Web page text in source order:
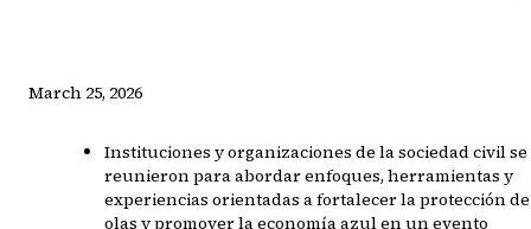
March 25, 2026
Instituciones y organizaciones de la sociedad civil se
reunieron para abordar enfoques, herramientas y
experiencias orientadas a fortalecer la protección de
olas y promover la economía azul en un evento